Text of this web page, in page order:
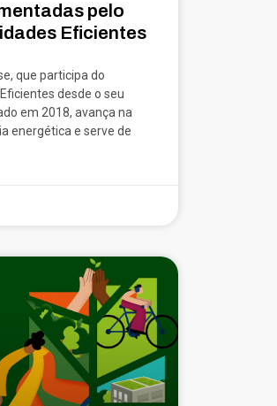
pelo
Eficientes
que participa do
desde o seu
em 2018, avança na
energética e serve de